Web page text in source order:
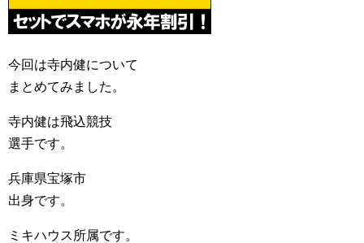
今回は寺内健について
まとめてみました。
寺内健は飛込競技
選手です。
兵庫県宝塚市
出身です。
ミキハウス所属です。